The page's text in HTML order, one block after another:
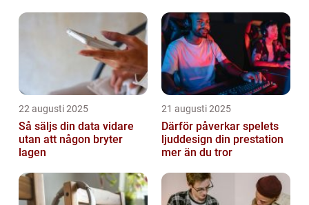
22 augusti 2025
Så säljs din data vidare
utan att någon bryter
lagen
21 augusti 2025
Därför påverkar spelets
ljuddesign din prestation
mer än du tror